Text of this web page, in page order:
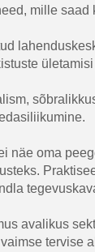
mille
näe oma
avalikus
tervise